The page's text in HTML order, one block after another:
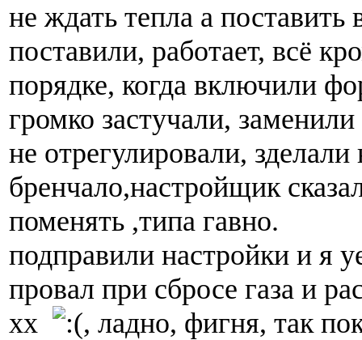
не ждать тепла а поставить
поставили, работает, всё
порядке, когда включили
громко застучали,
не отрегулировали,
бренчало,настройщик
поменять ,типа гавно.
подправили настройки и я
провал при сбросе газа и
хх
, ладно, фигня, так